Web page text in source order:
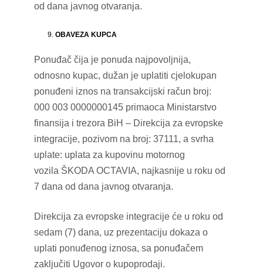
od dana javnog otvaranja.
OBAVEZA KUPCA
Ponuđač čija je ponuda najpovoljnija,
odnosno kupac, dužan je uplatiti cjelokupan
ponuđeni iznos na transakcijski račun broj:
000 003 0000000145 primaoca Ministarstvo
finansija i trezora BiH – Direkcija za evropske
integracije, pozivom na broj: 37111, a svrha
uplate: uplata za kupovinu motornog
vozila ŠKODA OCTAVIA, najkasnije u roku od
7 dana od dana javnog otvaranja.
Direkcija za evropske integracije će u roku od
sedam (7) dana, uz prezentaciju dokaza o
uplati ponuđenog iznosa, sa ponuđačem
zaključiti Ugovor o kupoprodaji.